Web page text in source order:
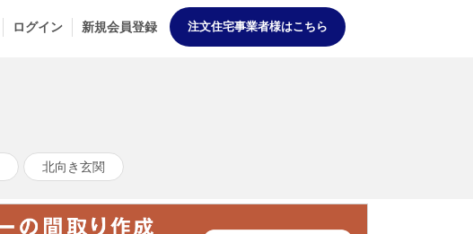
ログイン 新規会員登録 注文住宅事業者様はこちら
北向き玄関